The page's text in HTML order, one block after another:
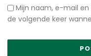
Mijn naam, e-mail en
de volgende keer